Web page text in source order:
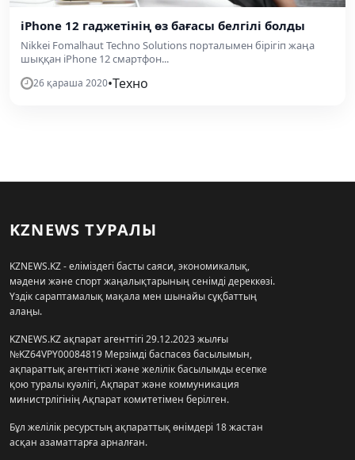
iPhone 12 гаджетінің өз бағасы белгілі болды
Nikkei Fomalhaut Techno Solutions порталымен бірігіп жаңа
шыққан iPhone 12 смартфон...
26 қараша 2020•Техно
KZNEWS ТУРАЛЫ
KZNEWS.KZ - еліміздегі басты саяси, экономикалық,
мәдени және спорт жаңалықтарының сенімді дереккөзі.
Үздік сараптамалық мақала мен шынайы сұқбаттың
алаңы.
KZNEWS.KZ ақпарат агенттігі 29.12.2023 жылғы
№KZ64VPY00084819 Мерзімді баспасөз басылымын,
ақпараттық агенттікті және желілік басылымды есепке
қою туралы куәлігі, Ақпарат және коммуникация
министрлігінің Ақпарат комитетімен берілген.
Бұл желілік ресурстың ақпараттық өнімдері 18 жастан
асқан азаматтарға арналған.